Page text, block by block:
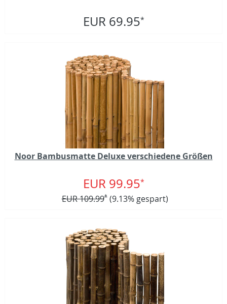
EUR 69.95*
Noor Bambusmatte Deluxe verschiedene Größen
EUR 99.95*
EUR 109.99* (9.13% gespart)